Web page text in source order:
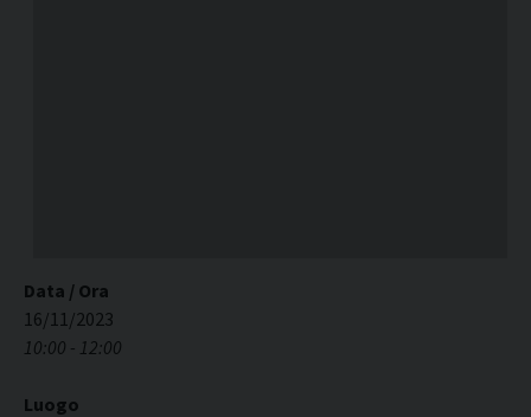
Data / Ora
16/11/2023
10:00 - 12:00
Luogo